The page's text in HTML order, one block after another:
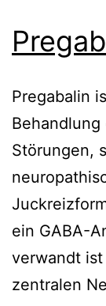
Pregabalin
Störungen,
ein GABA-
verwandt
zentralen